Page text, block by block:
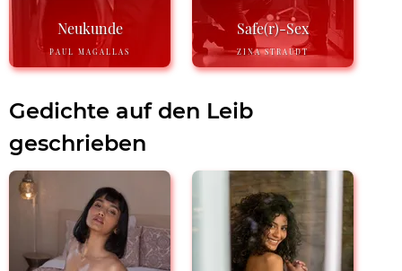
Neukunde
PAUL MAGALLAS
Safe(r)-Sex
ZINA STRAUDT
Gedichte auf den Leib
geschrieben